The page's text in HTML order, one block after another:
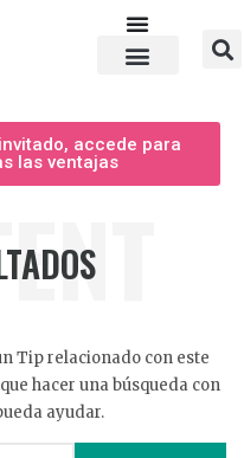
accede para
las ventajas
Tip relacionado con este
hacer una búsqueda con
ayudar.